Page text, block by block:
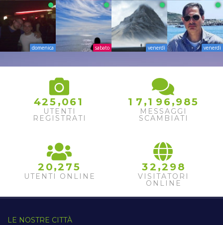
domenica sabato venerdì venerdì
425 ,061
UTENTI
REGISTRATI
1 7 ,1 96,985
MESSAGGI
SCAMBIATI
2 0,2 75
UTENTI ONLINE
32 ,2 98
VISITATORI
ONLINE
LE NOSTRE CITTÀ